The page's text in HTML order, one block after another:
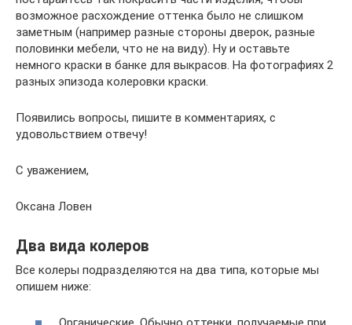
возможное расхождение оттенка было не слишком
заметным (например разные стороны дверок, разные
половинки мебели, что не на виду). Ну и оставьте
немного краски в банке для выкрасов. На фотографиях 2
разных эпизода колеровки краски.
Появились вопросы, пишите в комментариях, с
удовольствием отвечу!
С уважением,
Оксана Ловен
Два вида колеров
Все колеры подразделяются на два типа, которые мы
опишем ниже: